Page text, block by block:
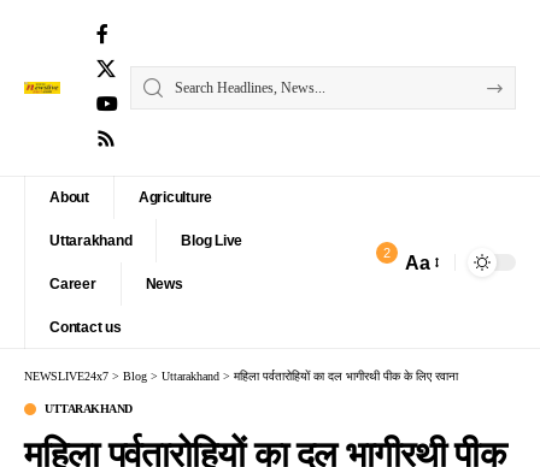
About Agriculture
Uttarakhand Blog Live
Career News
Contact us
2 Aa
NEWSLIVE24x7 > Blog > Uttarakhand > महिला पर्वतारोहियों का दल भागीरथी पीक के लिए रवाना
UTTARAKHAND
महिला पर्वतारोहियों का दल भागीरथी पीक